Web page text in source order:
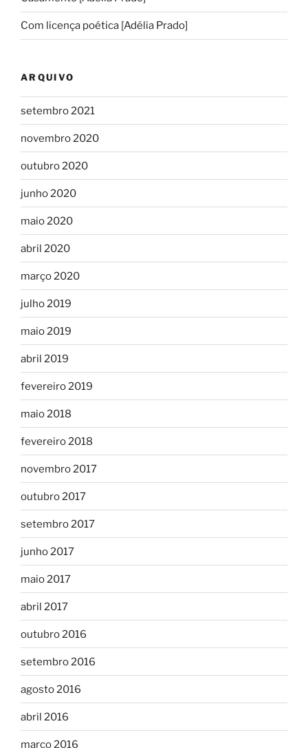
Com licença poética [Adélia Prado]
ARQUIVO
setembro 2021
novembro 2020
outubro 2020
junho 2020
maio 2020
abril 2020
março 2020
julho 2019
maio 2019
abril 2019
fevereiro 2019
maio 2018
fevereiro 2018
novembro 2017
outubro 2017
setembro 2017
junho 2017
maio 2017
abril 2017
outubro 2016
setembro 2016
agosto 2016
abril 2016
março 2016